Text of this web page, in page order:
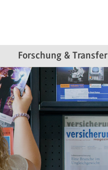
Forschung & Transfer